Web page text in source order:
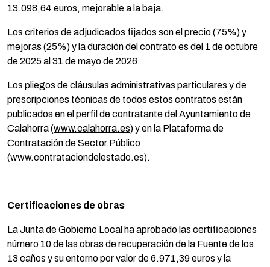
13.098,64 euros, mejorable a la baja.
Los criterios de adjudicados fijados son el precio (75%) y
mejoras (25%) y la duración del contrato es del 1 de octubre
de 2025 al 31 de mayo de 2026.
Los pliegos de cláusulas administrativas particulares y de
prescripciones técnicas de todos estos contratos están
publicados en el perfil de contratante del Ayuntamiento de
Calahorra (www.calahorra.es) y en la Plataforma de
Contratación de Sector Público
(www.contrataciondelestado.es).
Certificaciones de obras
La Junta de Gobierno Local ha aprobado las certificaciones
número 10 de las obras de recuperación de la Fuente de los
13 caños y su entorno por valor de 6.971,39 euros y la